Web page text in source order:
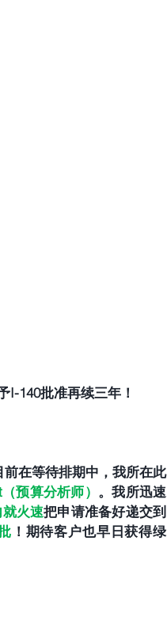
I-140批准再续三年！
在等待排期中，我所在此
预算分析师） 。我所迅速
火速把申请准备好递交到
！期待客户也早日获得绿